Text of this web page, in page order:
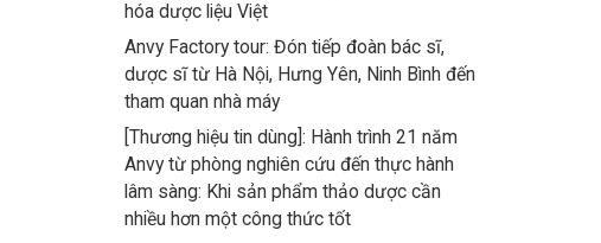
hóa dược liệu Việt
Anvy Factory tour: Đón tiếp đoàn bác sĩ,
dược sĩ từ Hà Nội, Hưng Yên, Ninh Bình đến
tham quan nhà máy
[Thương hiệu tin dùng]: Hành trình 21 năm
Anvy từ phòng nghiên cứu đến thực hành
lâm sàng: Khi sản phẩm thảo dược cần
nhiều hơn một công thức tốt